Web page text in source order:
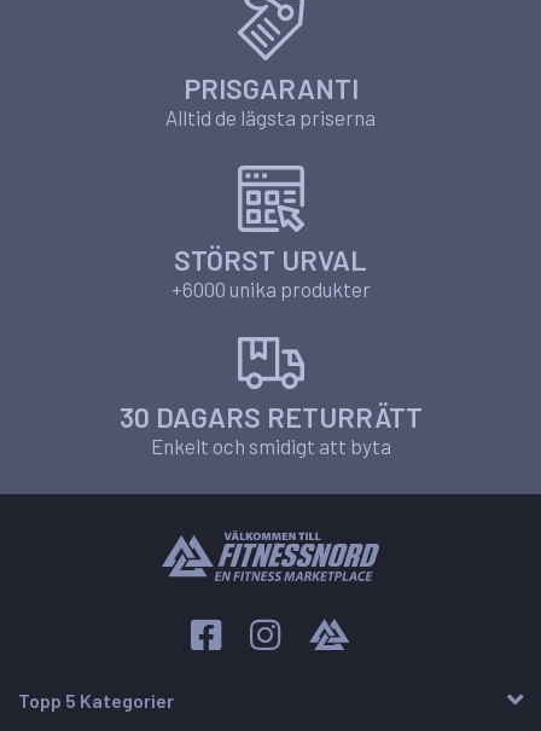
PRISGARANTI
Alltid de lägsta priserna
STÖRST URVAL
+6000 unika produkter
30 DAGARS RETURRÄTT
Enkelt och smidigt att byta
Topp 5 Kategorier